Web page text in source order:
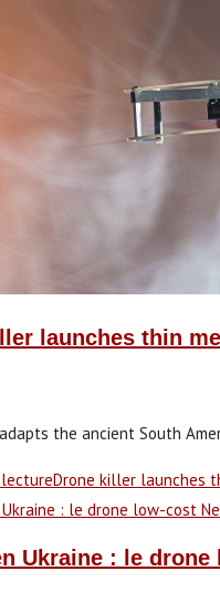
launches thin
the ancient South
Drone killer launches
Ukraine : le